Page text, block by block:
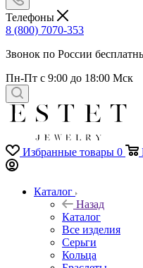
Телефоны
8 (800) 7070-353
Звонок по России
Пн-Пт с 9:00 до 18:00 Мск
Избранные товары 0
Каталог
Назад
Каталог
Все изделия
Серьги
Кольца